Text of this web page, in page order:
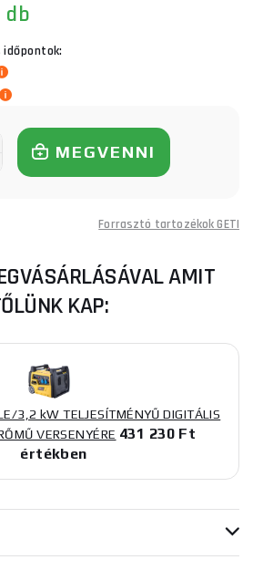
db
MEGVENNI
Forrasztó tartozékok GETI
AMIT
KAP:
3,2 kW TELJESÍTMÉNYŰ DIGITÁLIS
VERSENYÉRE 431 230 Ft
értékben